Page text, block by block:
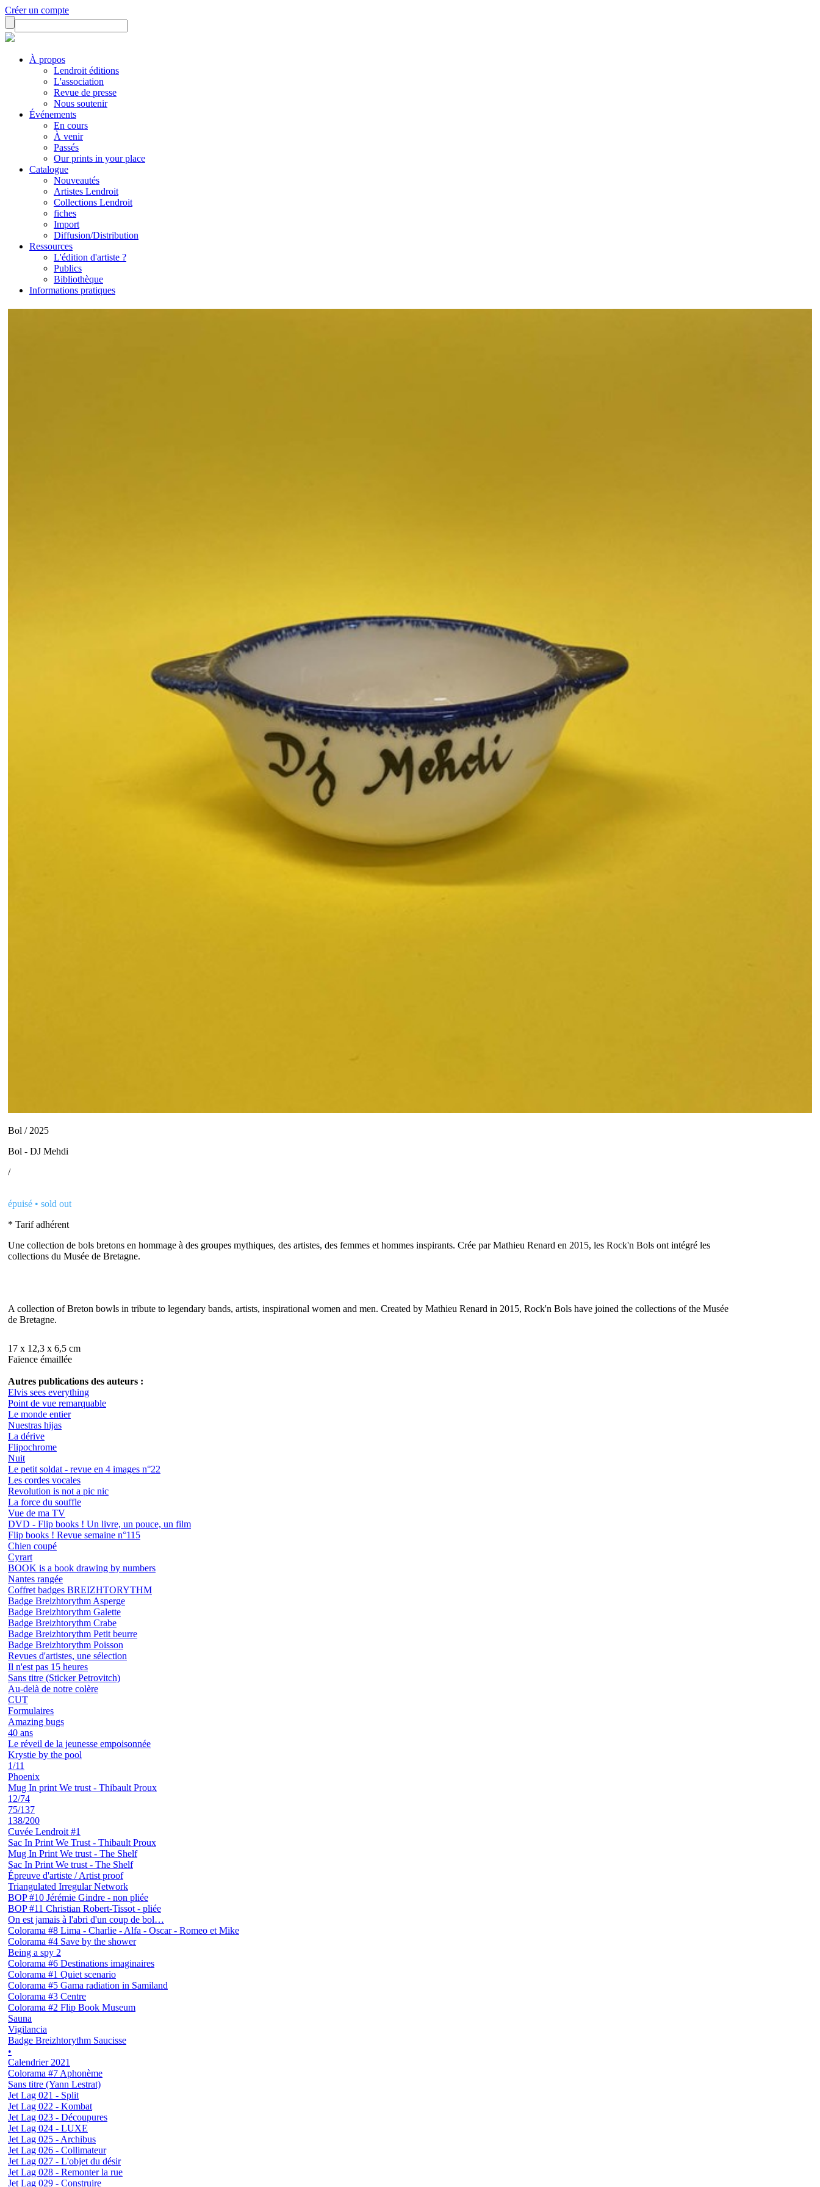
Créer un compte
À propos
Lendroit éditions
L'association
Revue de presse
Nous soutenir
Événements
En cours
À venir
Passés
Our prints in your place
Catalogue
Nouveautés
Artistes Lendroit
Collections Lendroit
fiches
Import
Diffusion/Distribution
Ressources
L'édition d'artiste ?
Publics
Bibliothèque
Informations pratiques
Bol / 2025
Bol - DJ Mehdi
/
épuisé • sold out
* Tarif adhérent
Une collection de bols bretons en hommage à des groupes mythiques, des artistes, des femmes et hommes inspirants. Crée par Mathieu Renard en 2015, les Rock'n Bols ont intégré les
collections du Musée de Bretagne.
A collection of Breton bowls in tribute to legendary bands, artists, inspirational women and men. Created by Mathieu Renard in 2015, Rock'n Bols have joined the collections of the Musée
de Bretagne.
17 x 12,3 x 6,5 cm
Faïence émaillée
Autres publications des auteurs :
Elvis sees everything
Point de vue remarquable
Le monde entier
Nuestras hijas
La dérive
Flipochrome
Nuit
Le petit soldat - revue en 4 images n°22
Les cordes vocales
Revolution is not a pic nic
La force du souffle
Vue de ma TV
DVD - Flip books ! Un livre, un pouce, un film
Flip books ! Revue semaine n°115
Chien coupé
Cyrart
BOOK is a book drawing by numbers
Nantes rangée
Coffret badges BREIZHTORYTHM
Badge Breizhtorythm Asperge
Badge Breizhtorythm Galette
Badge Breizhtorythm Crabe
Badge Breizhtorythm Petit beurre
Badge Breizhtorythm Poisson
Revues d'artistes, une sélection
Il n'est pas 15 heures
Sans titre (Sticker Petrovitch)
Au-delà de notre colère
CUT
Formulaires
Amazing bugs
40 ans
Le réveil de la jeunesse empoisonnée
Krystie by the pool
1/11
Phoenix
Mug In print We trust - Thibault Proux
12/74
75/137
138/200
Cuvée Lendroit #1
Sac In Print We Trust - Thibault Proux
Mug In Print We trust - The Shelf
Sac In Print We trust - The Shelf
Épreuve d'artiste / Artist proof
Triangulated Irregular Network
BOP #10 Jérémie Gindre - non pliée
BOP #11 Christian Robert-Tissot - pliée
On est jamais à l'abri d'un coup de bol…
Colorama #8 Lima - Charlie - Alfa - Oscar - Romeo et Mike
Colorama #4 Save by the shower
Being a spy 2
Colorama #6 Destinations imaginaires
Colorama #1 Quiet scenario
Colorama #5 Gama radiation in Samiland
Colorama #3 Centre
Colorama #2 Flip Book Museum
Sauna
Vigilancia
Badge Breizhtorythm Saucisse
•
Calendrier 2021
Colorama #7 Aphonème
Sans titre (Yann Lestrat)
Jet Lag 021 - Split
Jet Lag 022 - Kombat
Jet Lag 023 - Découpures
Jet Lag 024 - LUXE
Jet Lag 025 - Archibus
Jet Lag 026 - Collimateur
Jet Lag 027 - L'objet du désir
Jet Lag 028 - Remonter la rue
Jet Lag 029 - Construire